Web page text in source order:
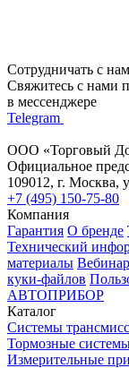
Сотрудничать с
Свяжитесь с нами
в мессенджере
Telegram
ООО «Торговый
Официальное
109012, г. Москва,
+7 (495) 150-75-80
Компания
Гарантия О бренде
Технический
материалы
куки-файлов
АВТОПРИБОР
Каталог
Системы
Тормозные
Измерительные